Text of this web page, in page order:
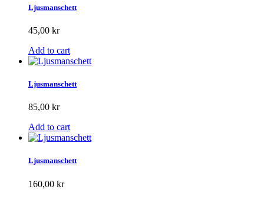
Ljusmanschett
45,00 kr
Add to cart
Ljusmanschett
85,00 kr
Add to cart
Ljusmanschett
160,00 kr